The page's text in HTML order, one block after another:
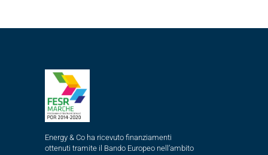
Energy & Co ha ricevuto finanziamenti
ottenuti tramite il Bando Europeo nell’ambito